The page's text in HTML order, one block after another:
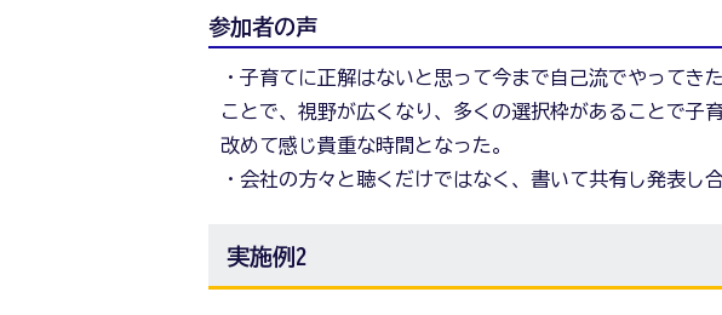
参加者の声
・子育てに正解はないと思って今まで自己流でやってき
ことで、視野が広くなり、多くの選択枠があることで子
改めて感じ貴重な時間となった。
・会社の方々と聴くだけではなく、書いて共有し発表し
実施例2